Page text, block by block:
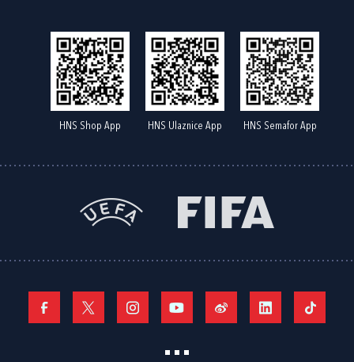
HNS Shop App HNS Ulaznice App HNS Semafor App